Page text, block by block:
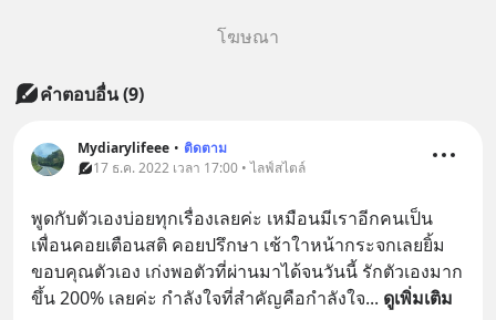
โฆษณา
คำตอบอื่น(9)
Mydiarylifeee • ติดตาม
17 ธ.ค. 2022 เวลา 17:00 • ไลฟ์สไตล์
พูดกับตัวเองบ่อยทุกเรื่องเลยค่ะ เหมือนมีเราอีกคนเป็น
เพื่อนคอยเตือนสติ คอยปรึกษา เช้าใาหน้ากระจกเลยยิ้ม
ขอบคุณตัวเอง เก่งพอตัวที่ผ่านมาได้จนวันนี้ รักตัวเองมาก
ขึ้น 200% เลยค่ะ กำลังใจที่สำคัญคือกำลังใจ... ดูเพิ่มเติม